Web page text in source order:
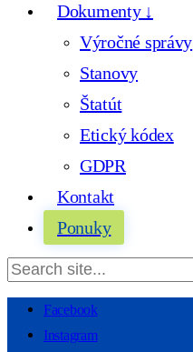
Dokumenty ↓
Výročné správy
Stanovy
Štatút
Etický kódex
GDPR
Kontakt
Ponuky
Facebook
Instagram